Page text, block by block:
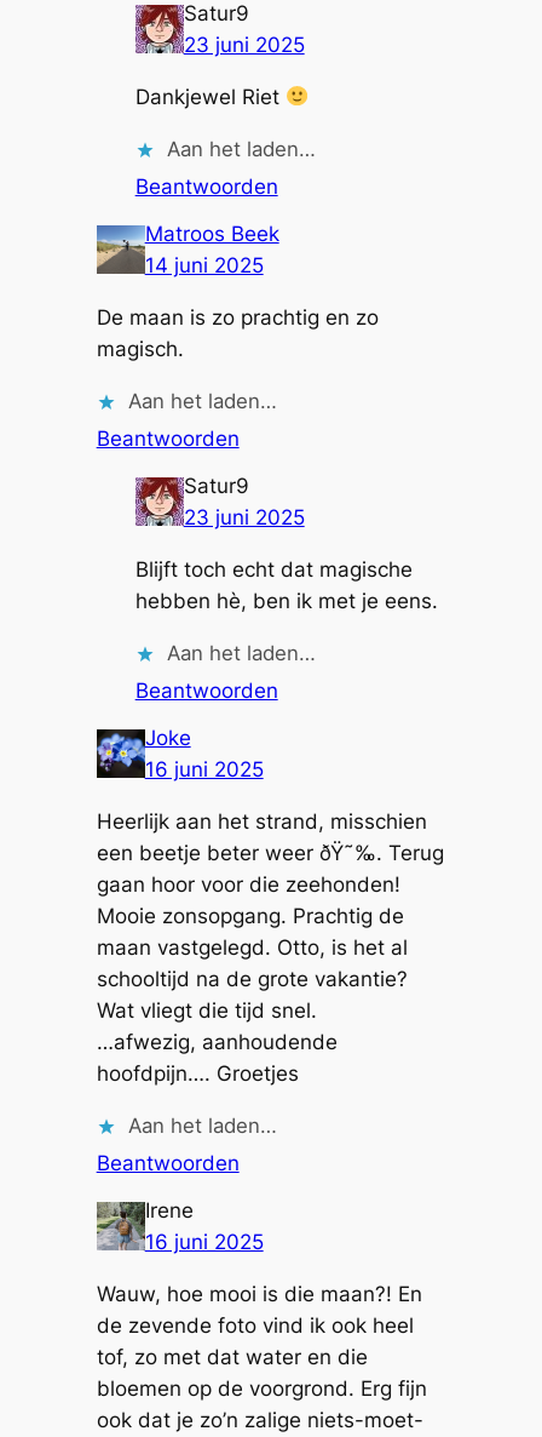
Satur9
23 juni 2025
Dankjewel Riet
Aan het laden…
Beantwoorden
Matroos Beek
14 juni 2025
De maan is zo prachtig en zo
magisch.
Aan het laden…
Beantwoorden
Satur9
23 juni 2025
Blijft toch echt dat magische
hebben hè, ben ik met je eens.
Aan het laden…
Beantwoorden
Joke
16 juni 2025
Heerlijk aan het strand, misschien
een beetje beter weer ðŸ˜‰. Terug
gaan hoor voor die zeehonden!
Mooie zonsopgang. Prachtig de
maan vastgelegd. Otto, is het al
schooltijd na de grote vakantie?
Wat vliegt die tijd snel.
…afwezig, aanhoudende
hoofdpijn…. Groetjes
Aan het laden…
Beantwoorden
Irene
16 juni 2025
Wauw, hoe mooi is die maan?! En
de zevende foto vind ik ook heel
tof, zo met dat water en die
bloemen op de voorgrond. Erg fijn
ook dat je zo’n zalige niets-moet-